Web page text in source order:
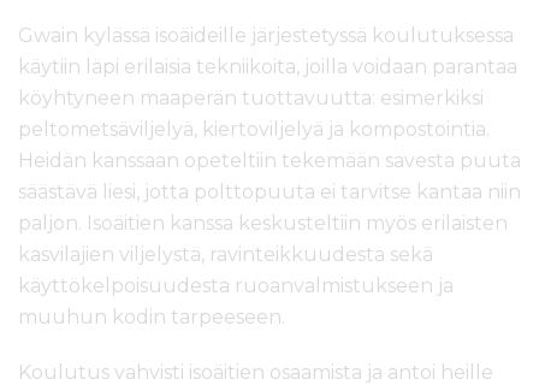
Gwain kylässä isoäideille järjestetyssä koulutuksessa
käytiin läpi erilaisia tekniikoita, joilla voidaan parantaa
köyhtyneen maaperän tuottavuutta: esimerkiksi
peltometsäviljelyä, kiertoviljelyä ja kompostointia.
Heidän kanssaan opeteltiin tekemään savesta puuta
säästävä liesi, jotta polttopuuta ei tarvitse kantaa niin
paljon. Isoäitien kanssa keskusteltiin myös erilaisten
kasvilajien viljelystä, ravinteikkuudesta sekä
käyttökelpoisuudesta ruoanvalmistukseen ja
muuhun kodin tarpeeseen.
Koulutus vahvisti isoäitien osaamista ja antoi heille